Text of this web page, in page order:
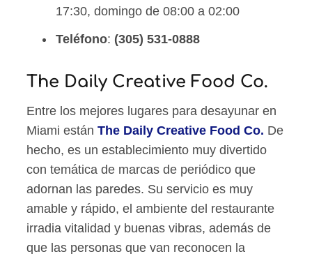
17:30, domingo de 08:00 a 02:00
Teléfono: (305) 531-0888
The Daily Creative Food Co.
Entre los mejores lugares para desayunar en
Miami estánThe Daily Creative Food Co. De
hecho, es un establecimiento muy divertido
con temática de marcas de periódico que
adornan las paredes. Su servicio es muy
amable y rápido, el ambiente del restaurante
irradia vitalidad y buenas vibras, además de
que las personas que van reconocen la